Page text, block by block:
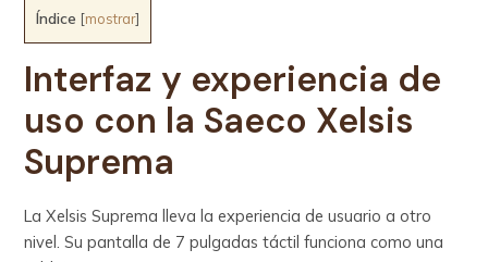
Índice [mostrar]
Interfaz y experiencia de
uso con la Saeco Xelsis
Suprema
La Xelsis Suprema lleva la experiencia de usuario a otro
nivel. Su pantalla de 7 pulgadas táctil funciona como una